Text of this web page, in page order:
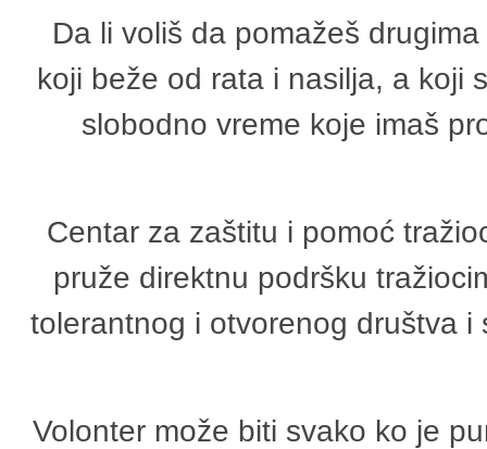
Da li voliš da pomažeš
koji beže od rata i nasilja, a koji
slobodno vreme koje imaš
Centar za zaštitu i pomoć
pruže direktnu podršku
tolerantnog i otvorenog društva
Volonter može biti svako ko je